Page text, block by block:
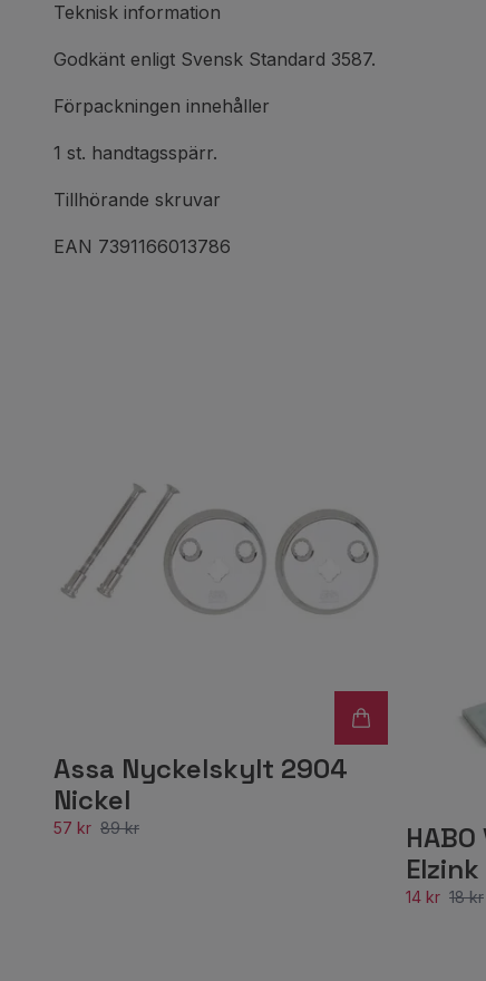
Teknisk information
Godkänt enligt Svensk Standard 3587.
Förpackningen innehåller
1 st. handtagsspärr.
Tillhörande skruvar
EAN 7391166013786
Assa Nyckelskylt 2904
Nickel
57 kr 89 kr
14 kr 18 kr